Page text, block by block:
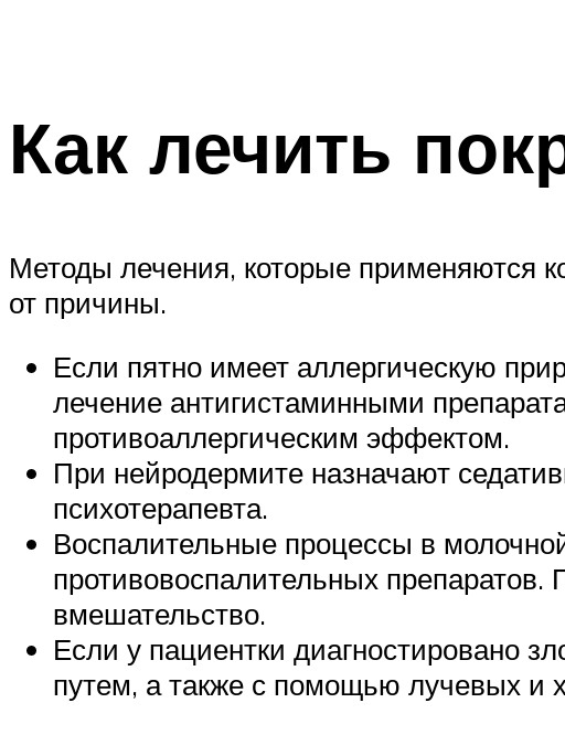
Как лечить
Методы лечения, которые применяются
от причины.
Если пятно имеет аллергическую
лечение антигистаминными
противоаллергическим эффектом.
При нейродермите назначают
психотерапевта.
Воспалительные процессы в
противовоспалительных
вмешательство.
Если у пациентки диагностировано
путем, а также с помощью лучевых и